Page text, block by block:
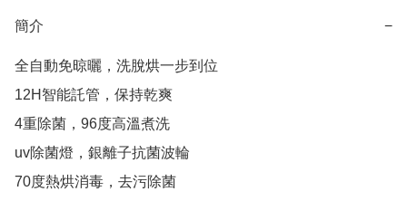
簡介 −
全自動免晾曬，洗脫烘一步到位
12H智能託管，保持乾爽
4重除菌，96度高溫煮洗
uv除菌燈，銀離子抗菌波輪
70度熱烘消毒，去污除菌